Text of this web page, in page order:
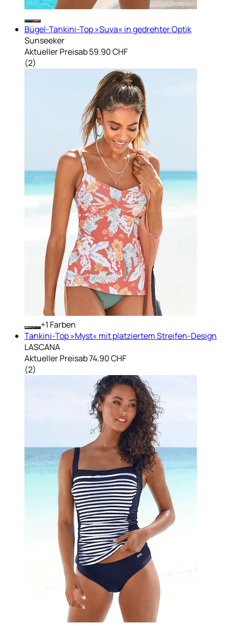
Bügel-Tankini-Top »Suva« in gedrehter Optik
Sunseeker
Aktueller Preisab59.90 CHF
(2)
+ Farben
Tankini-Top »Myst« mit platziertem Streifen-Design
LASCANA
Aktueller Preisab74.90 CHF
(2)